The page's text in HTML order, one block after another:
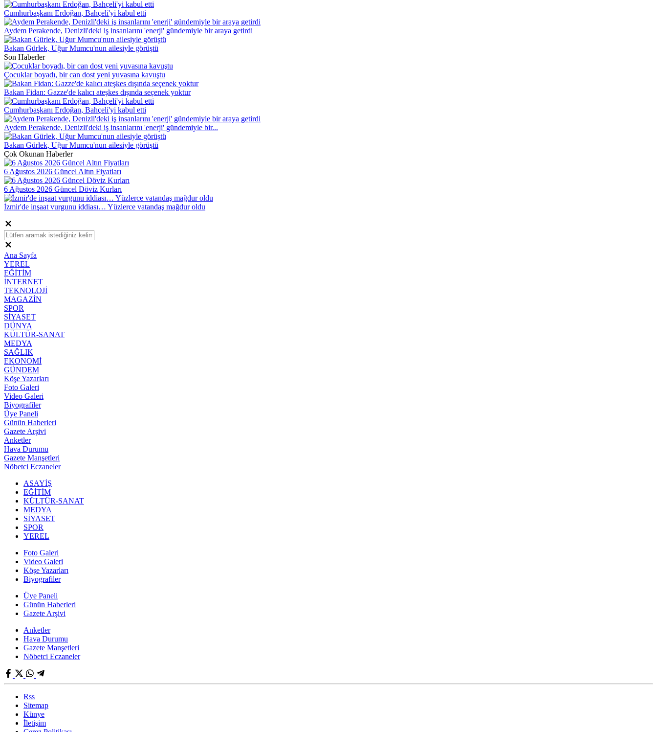
Cumhurbaşkanı Erdoğan, Bahçeli'yi kabul etti
Aydem Perakende, Denizli'deki iş insanlarını 'enerji' gündemiyle bir araya getirdi
Bakan Gürlek, Uğur Mumcu'nun ailesiyle görüştü
Son Haberler
Çocuklar boyadı, bir can dost yeni yuvasına kavuştu
Bakan Fidan: Gazze'de kalıcı ateşkes dışında seçenek yoktur
Cumhurbaşkanı Erdoğan, Bahçeli'yi kabul etti
Aydem Perakende, Denizli'deki iş insanlarını 'enerji' gündemiyle bir...
Bakan Gürlek, Uğur Mumcu'nun ailesiyle görüştü
Çok Okunan Haberler
6 Ağustos 2026 Güncel Altın Fiyatları
6 Ağustos 2026 Güncel Döviz Kurları
İzmir'de inşaat vurgunu iddiası… Yüzlerce vatandaş mağdur oldu
Ana Sayfa
YEREL
EĞİTİM
İNTERNET
TEKNOLOJİ
MAGAZİN
SPOR
SİYASET
DÜNYA
KÜLTÜR-SANAT
MEDYA
SAĞLIK
EKONOMİ
GÜNDEM
Köşe Yazarları
Foto Galeri
Video Galeri
Biyografiler
Üye Paneli
Günün Haberleri
Gazete Arşivi
Anketler
Hava Durumu
Gazete Manşetleri
Nöbetci Eczaneler
ASAYİŞ
EĞİTİM
KÜLTÜR-SANAT
MEDYA
SİYASET
SPOR
YEREL
Foto Galeri
Video Galeri
Köşe Yazarları
Biyografiler
Üye Paneli
Günün Haberleri
Gazete Arşivi
Anketler
Hava Durumu
Gazete Manşetleri
Nöbetci Eczaneler
Rss
Sitemap
Künye
İletişim